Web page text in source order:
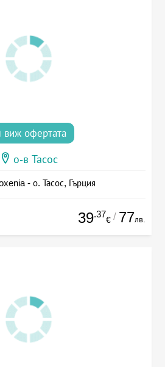
виж офертата
о-в Тасос
- о. Тасос, Гърция
39.37
€ / 77лв.